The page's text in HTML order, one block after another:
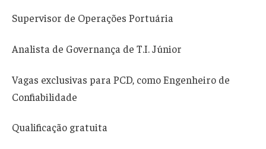
Supervisor de Operações Portuária
Analista de Governança de T.I. Júnior
Vagas exclusivas para PCD, como Engenheiro de
Confiabilidade
Qualificação gratuita